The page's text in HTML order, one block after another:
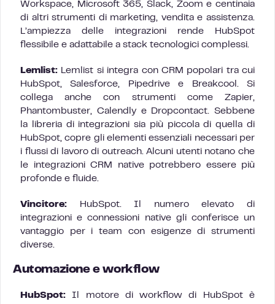
Workspace, Microsoft 365, Slack, Zoom e centinaia
di altri strumenti di marketing, vendita e assistenza.
L’ampiezza delle integrazioni rende HubSpot
flessibile e adattabile a stack tecnologici complessi.
Lemlist: Lemlist si integra con CRM popolari tra cui
HubSpot, Salesforce, Pipedrive e Breakcool. Si
collega anche con strumenti come Zapier,
Phantombuster, Calendly e Dropcontact. Sebbene
la libreria di integrazioni sia più piccola di quella di
HubSpot, copre gli elementi essenziali necessari per
i flussi di lavoro di outreach. Alcuni utenti notano che
le integrazioni CRM native potrebbero essere più
profonde e fluide.
Vincitore: HubSpot. Il numero elevato di
integrazioni e connessioni native gli conferisce un
vantaggio per i team con esigenze di strumenti
diverse.
Automazione e workflow
HubSpot: Il motore di workflow di HubSpot è